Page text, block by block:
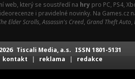
web, který se soustředí na hry pro PC, PS4,
i pravidelné novinky. Na
Elder Scrolls,Assassin's Creed, Grand Theft Auto,
Tiscali Media, a.s. ISSN 1801-5131
kontakt | reklama | redakce